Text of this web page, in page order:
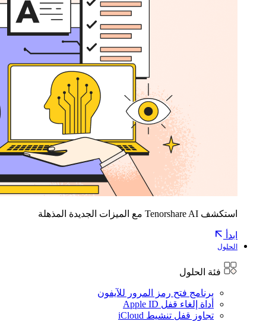
استكشف Tenorshare AI مع الميزات الجديدة المذهلة
ابدأ
الحلول
فئة الحلول
برنامج فتح رمز المرور للآيفون
أداة إلغاء قفل Apple ID
تجاوز قفل تنشيط iCloud